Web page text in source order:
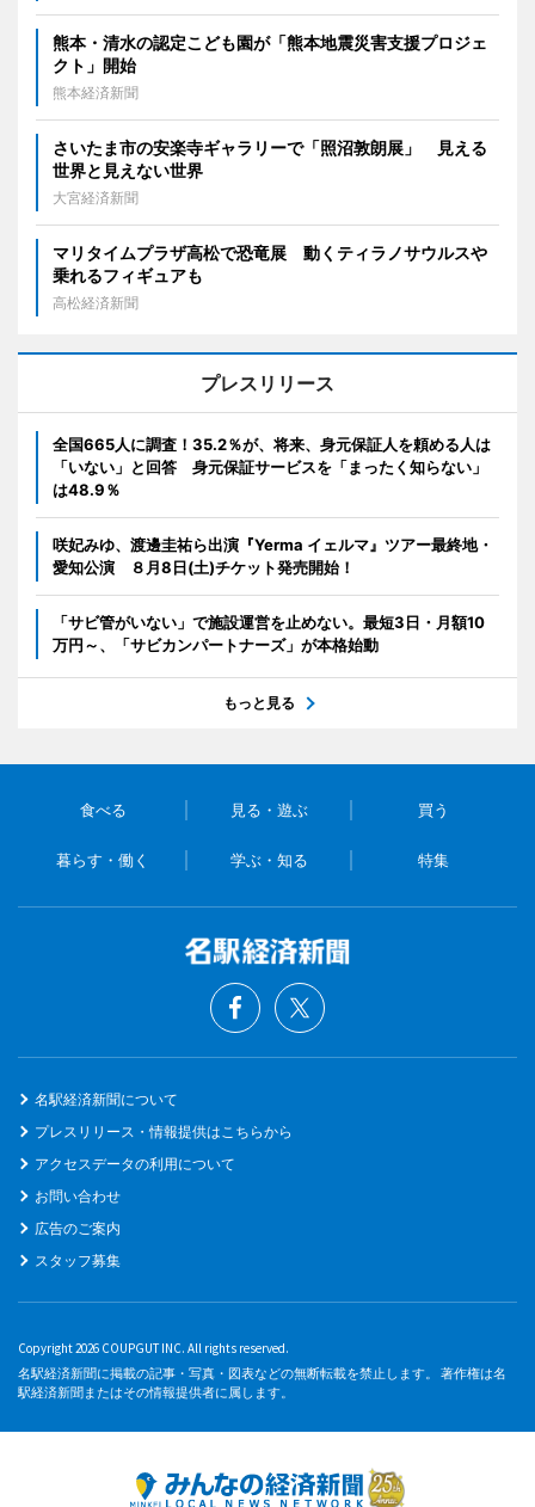
熊本・清水の認定こども園が「熊本地震災害支援プロジェ
クト」開始
熊本経済新聞
さいたま市の安楽寺ギャラリーで「照沼敦朗展」 見える
世界と見えない世界
大宮経済新聞
マリタイムプラザ高松で恐竜展 動くティラノサウルスや
乗れるフィギュアも
高松経済新聞
プレスリリース
全国665人に調査！35.2％が、将来、身元保証人を頼める人は
「いない」と回答 身元保証サービスを「まったく知らない」
は48.9％
咲妃みゆ、渡邊圭祐ら出演『Yerma イェルマ』ツアー最終地・
愛知公演 ８月8日(土)チケット発売開始！
「サビ管がいない」で施設運営を止めない。最短3日・月額10
万円～、「サビカンパートナーズ」が本格始動
もっと見る
食べる 見る・遊ぶ 買う
暮らす・働く 学ぶ・知る 特集
名駅経済新聞について
プレスリリース・情報提供はこちらから
アクセスデータの利用について
お問い合わせ
広告のご案内
スタッフ募集
Copyright 2026 COUPGUT INC. All rights reserved.
名駅経済新聞に掲載の記事・写真・図表などの無断転載を禁止します。 著作権は名
駅経済新聞またはその情報提供者に属します。